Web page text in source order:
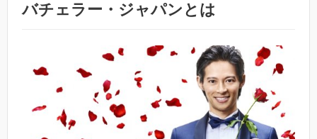
バチェラー・ジャパンとは